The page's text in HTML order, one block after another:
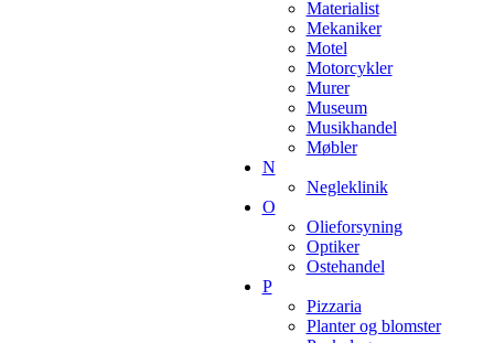
Materialist
Mekaniker
Motel
Motorcykler
Murer
Museum
Musikhandel
Møbler
N
Negleklinik
O
Olieforsyning
Optiker
Ostehandel
P
Pizzaria
Planter og blomster